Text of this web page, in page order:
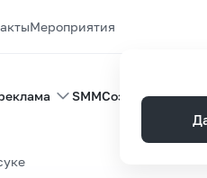
Мероприятия
SMMСоздание